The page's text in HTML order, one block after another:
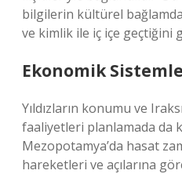
bilgilerin kültürel
ve kimlik ile iç içe geçtiğini
Ekonomik
Yıldızların konumu ve
faaliyetleri planlamada da
Mezopotamya’da hasat
hareketleri ve açılarına